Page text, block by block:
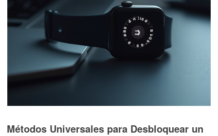
Métodos Universales para Desbloquear un